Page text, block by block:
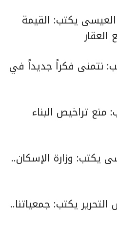
العيسى يكتب: القيمة
العقار
نتمنى فكراً جديداً في
منع تراخيص البناء
يكتب: وزارة الإسكان..
يكتب: جمعياتنا..